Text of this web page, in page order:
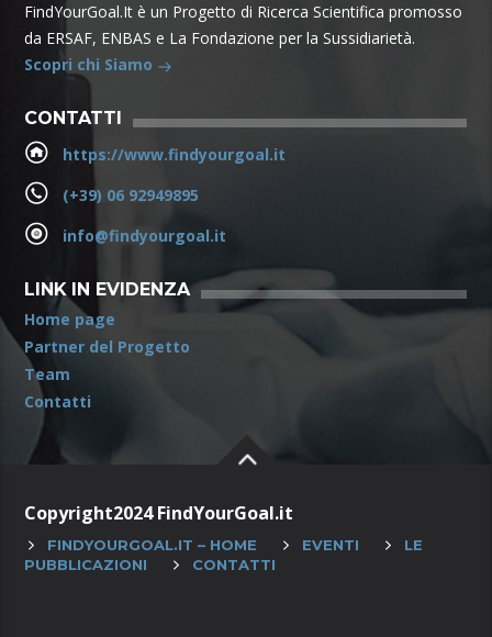
FindYourGoal.It è un Progetto di Ricerca Scientifica promosso
da ERSAF, ENBAS e La Fondazione per la Sussidiarietà.
Scopri chi Siamo
CONTATTI
https://www.findyourgoal.it
(+39) 06 92949895
info@findyourgoal.it
LINK IN EVIDENZA
Home page
Partner del Progetto
Team
Contatti
Copyright2024 FindYourGoal.it
FINDYOURGOAL.IT – HOME EVENTI
LE
PUBBLICAZIONI
CONTATTI